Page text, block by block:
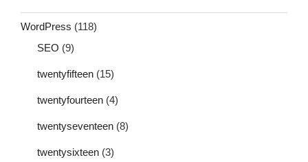
WordPress (118)
SEO (9)
twentyfifteen (15)
twentyfourteen (4)
twentyseventeen (8)
twentysixteen (3)